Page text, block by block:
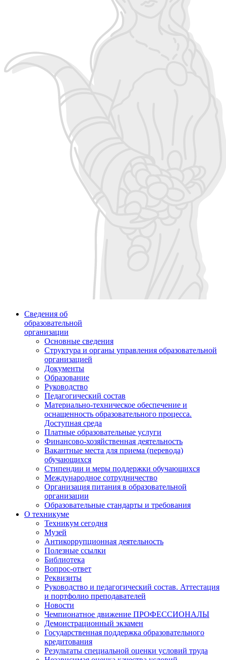
Сведения об
образовательной
организации
Основные сведения
Структура и органы управления образовательной
организацией
Документы
Образование
Руководство
Педагогический состав
Материально-техническое обеспечение и
оснащенность образовательного процесса.
Доступная среда
Платные образовательные услуги
Финансово-хозяйственная деятельность
Вакантные места для приема (перевода)
обучающихся
Стипендии и меры поддержки обучающихся
Международное сотрудничество
Организация питания в образовательной
организации
Образовательные стандарты и требования
О техникуме
Техникум сегодня
Музей
Антикоррупционная деятельность
Полезные ссылки
Библиотека
Вопрос-ответ
Реквизиты
Руководство и педагогический состав. Аттестация
и портфолио преподавателей
Новости
Чемпионатное движение ПРОФЕССИОНАЛЫ
Демонстрационный экзамен
Государственная поддержка образовательного
кредитования
Результаты специальной оценки условий труда